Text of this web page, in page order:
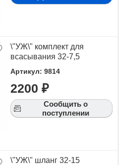
\"УЖ\" комплект для
всасывания 32-7,5
Артикул: 9814
2200 ₽
Сообщить о
поступлении
\"УЖ\" шланг 32-15